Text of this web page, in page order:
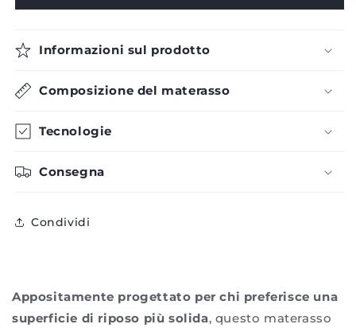
-
Informazioni sul prodotto
Composizione del materasso
Tecnologie
Consegna
Condividi
Appositamente progettato per chi preferisce una
superficie di riposo più solida, questo materasso